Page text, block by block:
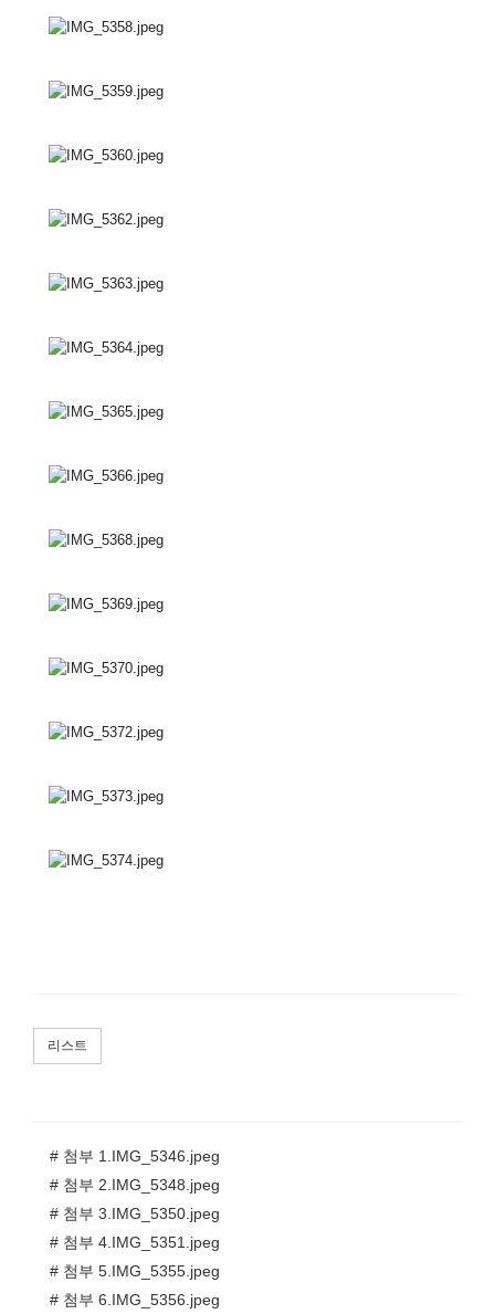
리스트
# 첨부 1.IMG_5346.jpeg
# 첨부 2.IMG_5348.jpeg
# 첨부 3.IMG_5350.jpeg
# 첨부 4.IMG_5351.jpeg
# 첨부 5.IMG_5355.jpeg
# 첨부 6.IMG_5356.jpeg